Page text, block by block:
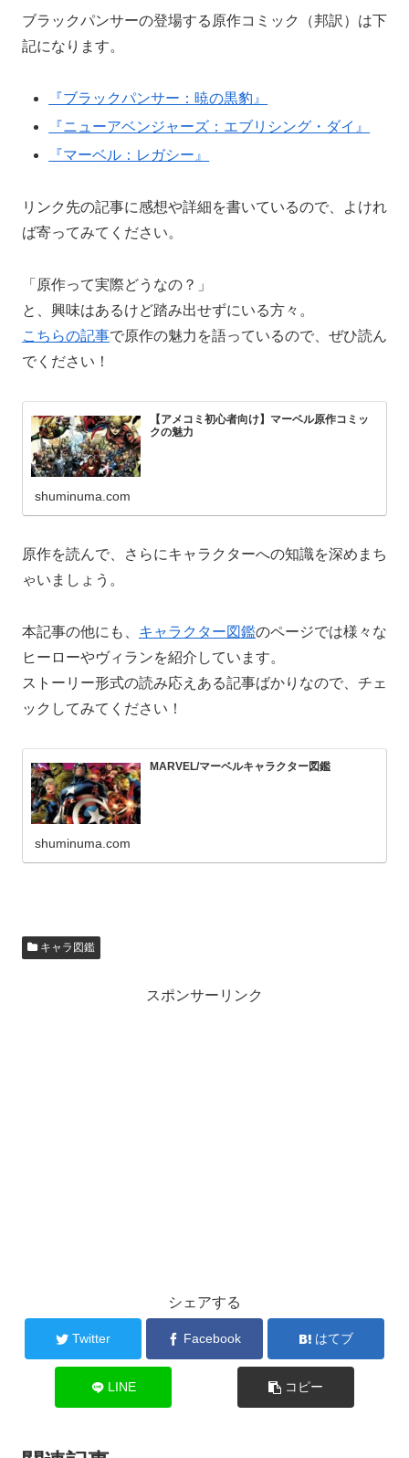
ブラックパンサーの登場する原作コミック（邦訳）は下
記になります。
『ブラックパンサー：暁の黒豹』
『ニューアベンジャーズ：エブリシング・ダイ』
『マーベル：レガシー』
リンク先の記事に感想や詳細を書いているので、よけれ
ば寄ってみてください。
「原作って実際どうなの？」
と、興味はあるけど踏み出せずにいる方々。
こちらの記事で原作の魅力を語っているので、ぜひ読ん
でください！
【アメコミ初心者向け】マーベル原作コミッ
クの魅力
shuminuma.com
原作を読んで、さらにキャラクターへの知識を深めまち
ゃいましょう。
本記事の他にも、 キャラクター図鑑のページでは様々な
ヒーローやヴィランを紹介しています。
ストーリー形式の読み応えある記事ばかりなので、チェ
ックしてみてください！
MARVEL/マーベルキャラクター図鑑
shuminuma.com
キャラ図鑑
スポンサーリンク
シェアする
Twitter Facebook はてブ
LINE コピー